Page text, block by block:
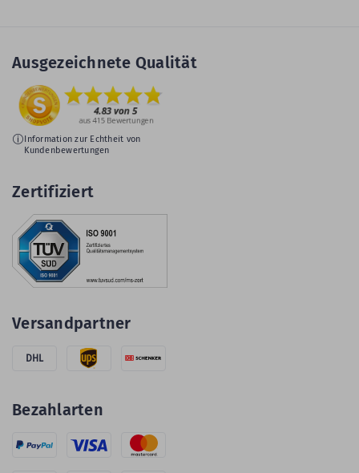
Ausgezeichnete Qualität
Information zur Echtheit von
Kundenbewertungen
Zertifiziert
Versandpartner
DHL
Bezahlarten